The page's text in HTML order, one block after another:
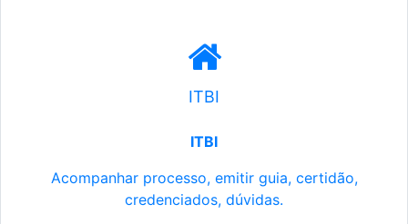
ITBI
ITBI
Acompanhar processo, emitir guia, certidão,
credenciados, dúvidas.